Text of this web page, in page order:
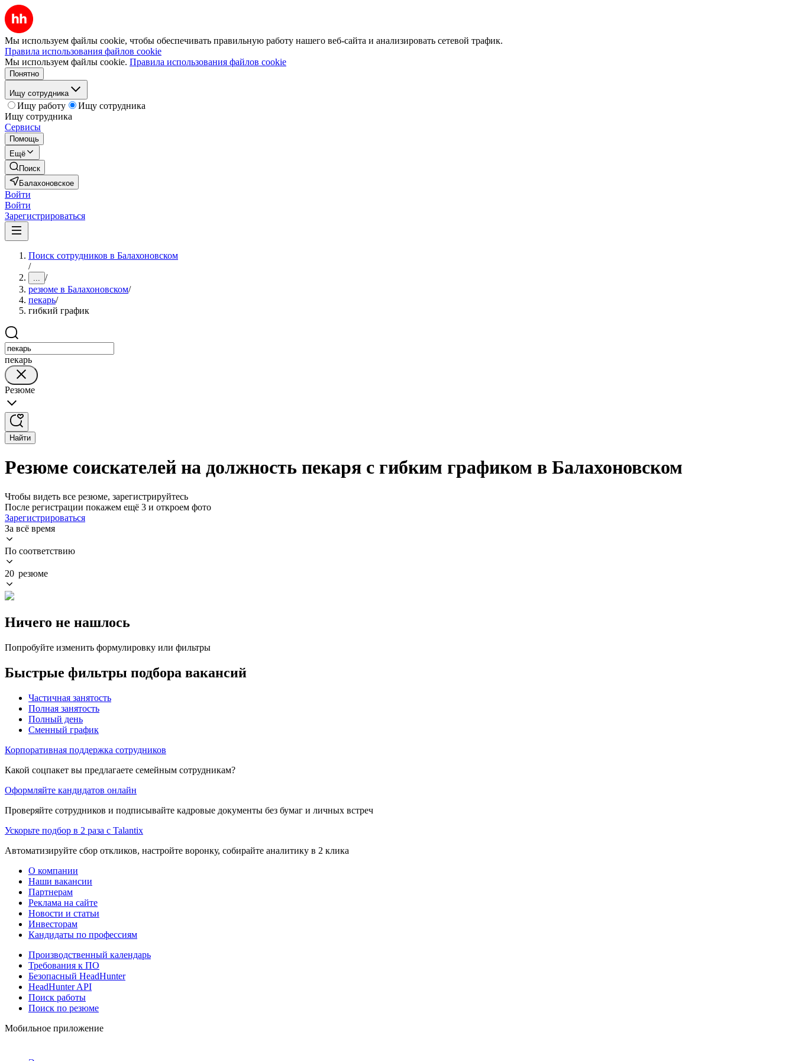
Мы используем файлы cookie, чтобы обеспечивать правильную работу нашего веб-сайта и анализировать сетевой трафик.
Правила использования файлов cookie
Мы используем файлы cookie. Правила использования файлов cookie
Понятно
Ищу сотрудника
Ищу работу
Ищу сотрудника
Ищу сотрудника
Сервисы
Помощь
Ещё
Поиск
Балахоновское
Войти
Войти
Зарегистрироваться
Поиск сотрудников в Балахоновском
/
... /
резюме в Балахоновском/
пекарь/
гибкий график
пекарь
Резюме
Найти
Резюме соискателей на должность пекаря с гибким графиком в Балахоновском
Чтобы видеть все резюме, зарегистрируйтесь
После регистрации покажем ещё 3 и откроем фото
Зарегистрироваться
За всё время
По соответствию
20 резюме
Ничего не нашлось
Попробуйте изменить формулировку или фильтры
Быстрые фильтры подбора вакансий
Частичная занятость
Полная занятость
Полный день
Сменный график
Корпоративная поддержка сотрудников
Какой соцпакет вы предлагаете семейным сотрудникам?
Оформляйте кандидатов онлайн
Проверяйте сотрудников и подписывайте кадровые документы без бумаг и личных встреч
Ускорьте подбор в 2 раза с Talantix
Автоматизируйте сбор откликов, настройте воронку, собирайте аналитику в 2 клика
О компании
Наши вакансии
Партнерам
Реклама на сайте
Новости и статьи
Инвесторам
Кандидаты по профессиям
Производственный календарь
Требования к ПО
Безопасный HeadHunter
HeadHunter API
Поиск работы
Поиск по резюме
Мобильное приложение